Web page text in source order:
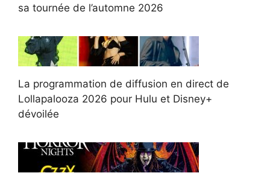
sa tournée de l’automne 2026
La programmation de diffusion en direct de
Lollapalooza 2026 pour Hulu et Disney+
dévoilée